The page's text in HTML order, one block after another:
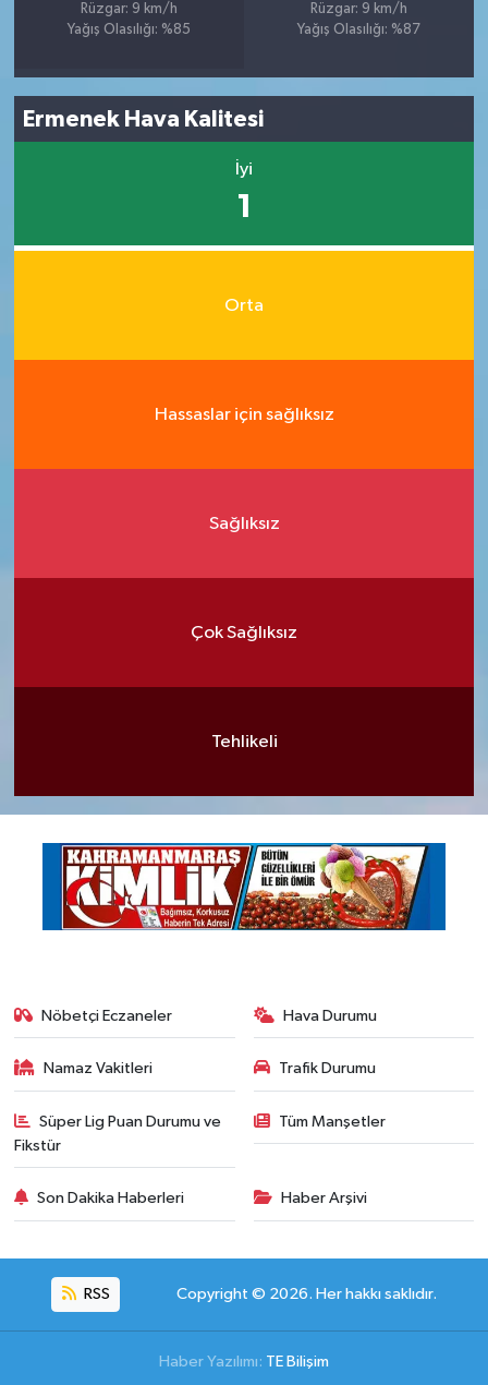
Rüzgar: 9 km/h
Yağış Olasılığı: %85
Rüzgar: 9 km/h
Yağış Olasılığı: %87
Ermenek Hava Kalitesi
İyi
1
Orta
Hassaslar için sağlıksız
Sağlıksız
Çok Sağlıksız
Tehlikeli
Nöbetçi Eczaneler Hava Durumu
Namaz Vakitleri Trafik Durumu
Süper Lig Puan Durumu ve
Fikstür
Tüm Manşetler
Son Dakika Haberleri Haber Arşivi
RSS Copyright © 2026. Her hakkı saklıdır.
Haber Yazılımı: TE Bilişim